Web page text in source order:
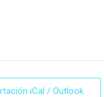
iCal / Outlook